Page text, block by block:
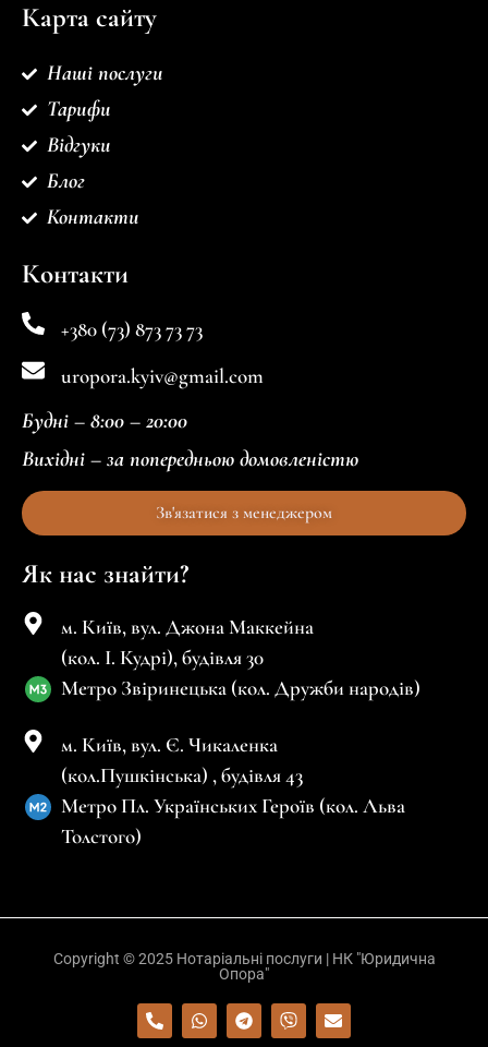
Карта сайту
Наші послуги
Тарифи
Відгуки
Блог
Контакти
Контакти
+380 (73) 873 73 73
uropora.kyiv@gmail.com
Будні – 8:00 – 20:00
Вихідні – за попередньою домовленістю
Зв'язатися з менеджером
Як нас знайти?
м. Київ, вул. Джона Маккейна
(кол. І. Кудрі), будівля 30
Метро Звіринецька (кол. Дружби народів)
м. Київ, вул. Є. Чикаленка
(кол.Пушкінська) , будівля 43
Метро Пл. Українських Героїв (кол. Льва
Толстого)
Copyright © 2025 Нотаріальні послуги | НК "Юридична
Опора"
P
h
W
h
T
e
V
i
E
n